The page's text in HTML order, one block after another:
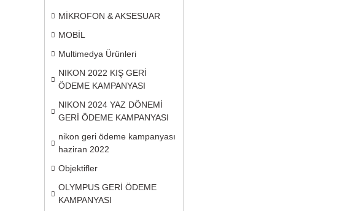
MİKROFON & AKSESUAR
MOBİL
Multimedya Ürünleri
NIKON 2022 KIŞ GERİ
ÖDEME KAMPANYASI
NIKON 2024 YAZ DÖNEMİ
GERİ ÖDEME KAMPANYASI
nikon geri ödeme kampanyası
haziran 2022
Objektifler
OLYMPUS GERİ ÖDEME
KAMPANYASI